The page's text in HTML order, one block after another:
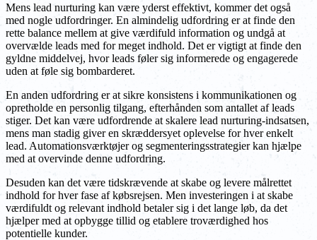
Mens lead nurturing kan være yderst effektivt, kommer det også
med nogle udfordringer. En almindelig udfordring er at finde den
rette balance mellem at give værdifuld information og undgå at
overvælde leads med for meget indhold. Det er vigtigt at finde den
gyldne middelvej, hvor leads føler sig informerede og engagerede
uden at føle sig bombarderet.
En anden udfordring er at sikre konsistens i kommunikationen og
opretholde en personlig tilgang, efterhånden som antallet af leads
stiger. Det kan være udfordrende at skalere lead nurturing-indsatsen,
mens man stadig giver en skræddersyet oplevelse for hver enkelt
lead. Automationsværktøjer og segmenteringsstrategier kan hjælpe
med at overvinde denne udfordring.
Desuden kan det være tidskrævende at skabe og levere målrettet
indhold for hver fase af købsrejsen. Men investeringen i at skabe
værdifuldt og relevant indhold betaler sig i det lange løb, da det
hjælper med at opbygge tillid og etablere troværdighed hos
potentielle kunder.